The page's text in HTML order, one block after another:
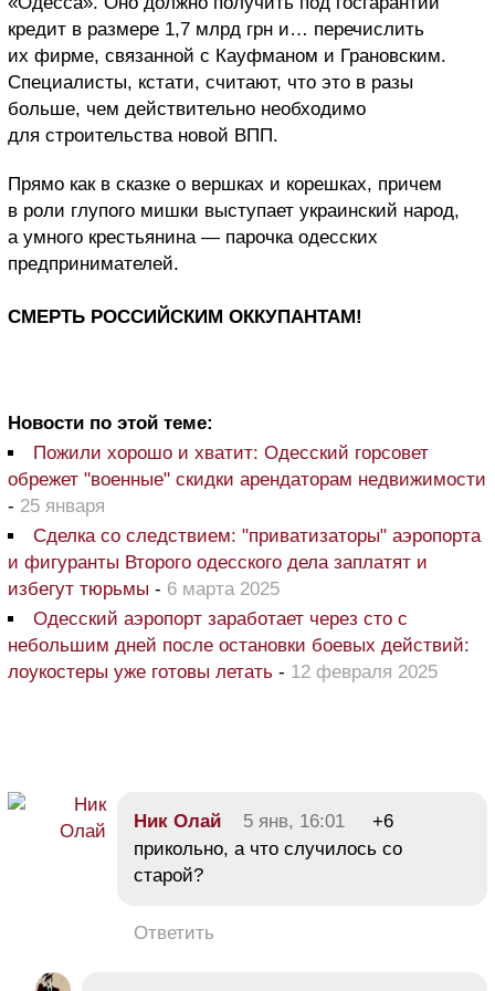
кредит в размере 1,7 млрд грн и… перечислить
их фирме, связанной с Кауфманом и Грановским.
Специалисты, кстати, считают, что это в разы
больше, чем действительно необходимо
для строительства новой ВПП.
Прямо как в сказке о вершках и корешках, причем
в роли глупого мишки выступает украинский народ,
а умного крестьянина — парочка одесских
предпринимателей.
СМЕРТЬ РОССИЙСКИМ ОККУПАНТАМ!
Новости по этой теме:
Пожили хорошо и хватит: Одесский горсовет
обрежет "военные" скидки арендаторам недвижимости
- 25 января
Сделка со следствием: "приватизаторы" аэропорта
и фигуранты Второго одесского дела заплатят и
избегут тюрьмы - 6 марта 2025
Одесский аэропорт заработает через сто с
небольшим дней после остановки боевых действий:
лоукостеры уже готовы летать - 12 февраля 2025
Ник Олай 5 янв, 16:01
+6
прикольно, а что случилось со
старой?
Ответить